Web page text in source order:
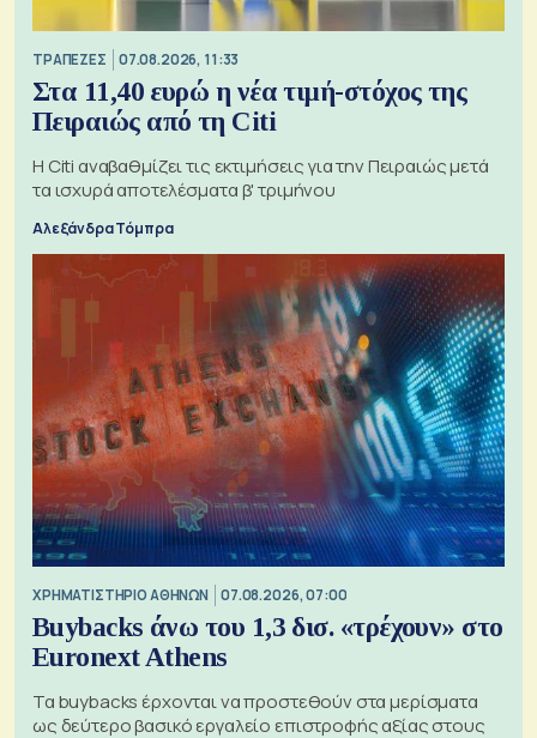
ΤΡΑΠΕΖΕΣ 07.08.2026, 11:33
Στα 11,40 ευρώ η νέα τιμή-στόχος της
Πειραιώς από τη Citi
Η Citi αναβαθμίζει τις εκτιμήσεις για την Πειραιώς μετά
τα ισχυρά αποτελέσματα β' τριμήνου
Αλεξάνδρα Τόμπρα
XΡΗΜΑΤΙΣΤΗΡΙΟ ΑΘΗΝΩΝ 07.08.2026, 07:00
Buybacks άνω του 1,3 δισ. «τρέχουν» στο
Euronext Athens
Τα buybacks έρχονται να προστεθούν στα μερίσματα
ως δεύτερο βασικό εργαλείο επιστροφής αξίας στους